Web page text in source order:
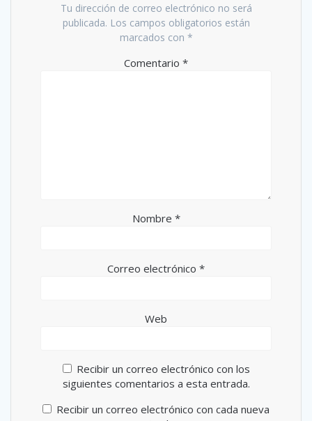
Tu dirección de correo electrónico no será
publicada. Los campos obligatorios están
marcados con *
Comentario *
Nombre *
Correo electrónico *
Web
Recibir un correo electrónico con los
siguientes comentarios a esta entrada.
Recibir un correo electrónico con cada nueva